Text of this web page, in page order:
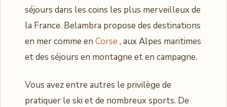
séjours dans les coins les plus merveilleux de
la France. Belambra propose des destinations
en mer comme en Corse , aux Alpes maritimes
et des séjours en montagne et en campagne.
Vous avez entre autres le privilège de
pratiquer le ski et de nombreux sports. De